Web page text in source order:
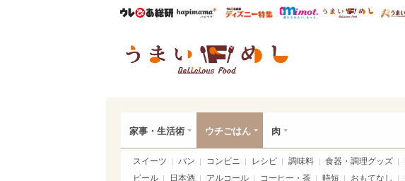
ウレぴあ総研ハピママ* ウレぴあ総研 ディズニー
mimot. うま
家事・生活術 ウチごはん 肉
スイーツ パン コンビニ レシピ 調味料 食器・調理グッズ
ビール
日本酒 アルコール コーヒー・茶 時短 おもてなし